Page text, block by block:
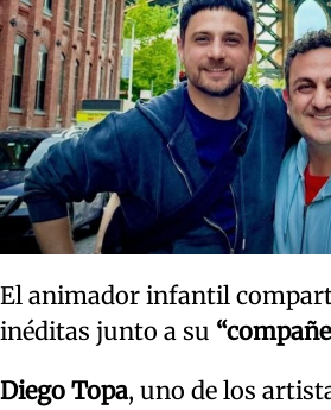
El animador infantil
inéditas junto a su
Diego Topa, uno de los